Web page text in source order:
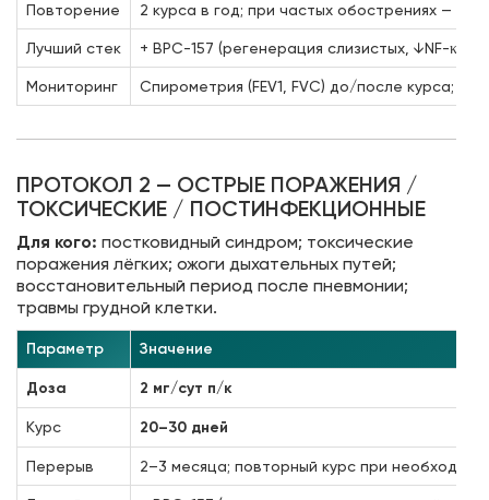
Повторение 2 курса в год; при частых обострениях — 3
Лучший стек + BPC-157 (регенерация слизистых, ↓NF-
Мониторинг Спирометрия (FEV1, FVC) до/после курса;
ПРОТОКОЛ 2 — ОСТРЫЕ ПОРАЖЕНИЯ /
ТОКСИЧЕСКИЕ / ПОСТИНФЕКЦИОННЫЕ
Для кого: постковидный синдром; токсические
поражения лёгких; ожоги дыхательных путей;
восстановительный период после пневмонии;
травмы грудной клетки.
Параметр Значение
Доза 2 мг/сут п/к
Курс 20–30 дней
Перерыв 2–3 месяца; повторный курс при